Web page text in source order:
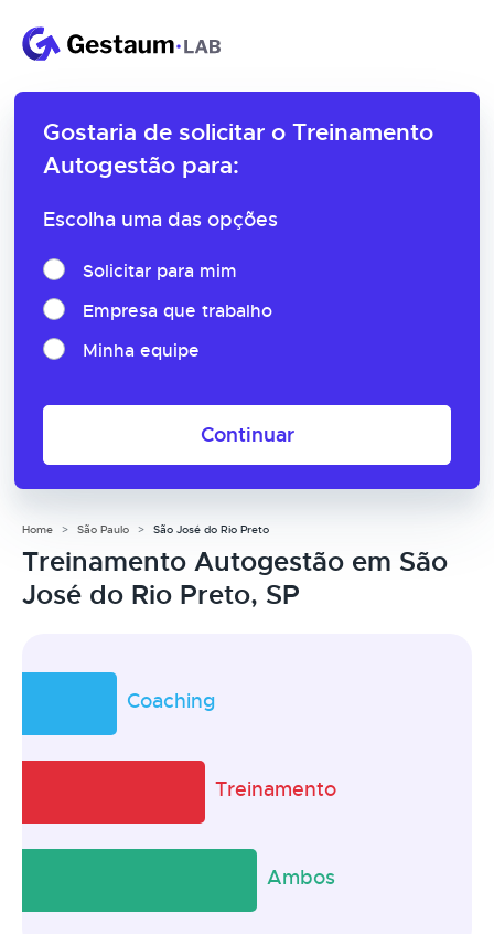
Gostaria de solicitar o Treinamento
Autogestão para:
Escolha uma das opções
Solicitar para mim
Empresa que trabalho
Minha equipe
Continuar
Home São Paulo São José do Rio Preto
Treinamento Autogestão em São
José do Rio Preto, SP